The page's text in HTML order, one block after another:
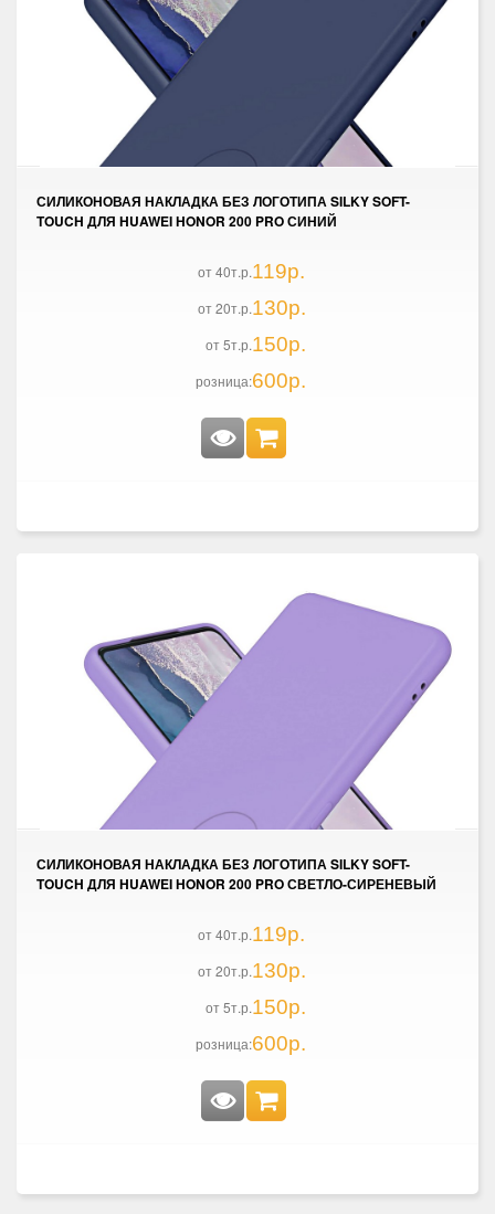
СИЛИКОНОВАЯ НАКЛАДКА БЕЗ ЛОГОТИПА SILKY SOFT-
TOUCH ДЛЯ HUAWEI HONOR 200 PRO СИНИЙ
от 40т.р.119р.
от 20т.р.130р.
от 5т.р.150р.
розница:600р.
СИЛИКОНОВАЯ НАКЛАДКА БЕЗ ЛОГОТИПА SILKY SOFT-
TOUCH ДЛЯ HUAWEI HONOR 200 PRO СВЕТЛО-СИРЕНЕВЫЙ
от 40т.р.119р.
от 20т.р.130р.
от 5т.р.150р.
розница:600р.